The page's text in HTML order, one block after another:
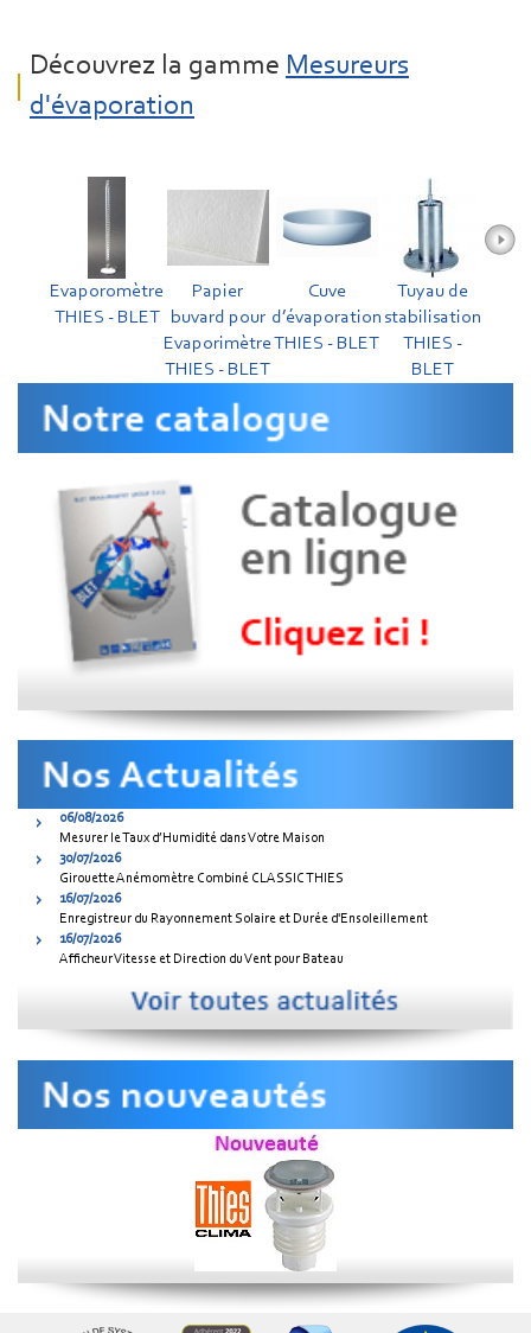
Découvrez la gamme Mesureurs
d'évaporation
Evaporomètre
THIES - BLET
Papier
buvard pour
Evaporimètre
THIES - BLET
Cuve
d’évaporation
THIES - BLET
Tuyau de
stabilisation
THIES -
BLET
06/08/2026
Mesurer le Taux d’Humidité dans Votre Maison
30/07/2026
Girouette Anémomètre Combiné CLASSIC THIES
16/07/2026
Enregistreur du Rayonnement Solaire et Durée d'Ensoleillement
16/07/2026
Afficheur Vitesse et Direction du Vent pour Bateau